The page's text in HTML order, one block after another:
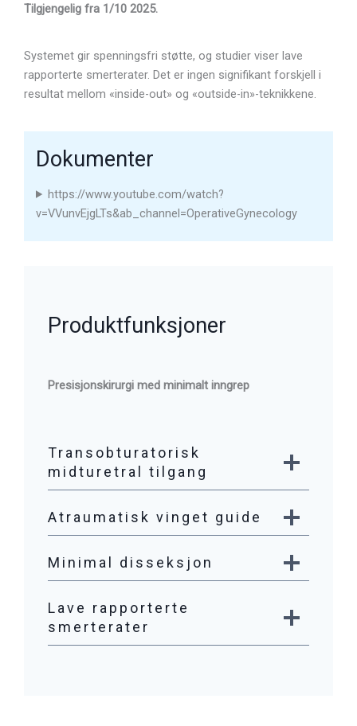
Tilgjengelig fra 1/10 2025.
Systemet gir spenningsfri støtte, og studier viser lave
rapporterte smerterater. Det er ingen signifikant forskjell i
resultat mellom «inside-out» og «outside-in»-teknikkene.
Dokumenter
https://www.youtube.com/watch?
v=VVunvEjgLTs&ab_channel=OperativeGynecology
Produktfunksjoner
Presisjonskirurgi med minimalt inngrep
Transobturatorisk
midturetral tilgang
Atraumatisk vinget guide
Minimal disseksjon
Lave rapporterte
smerterater